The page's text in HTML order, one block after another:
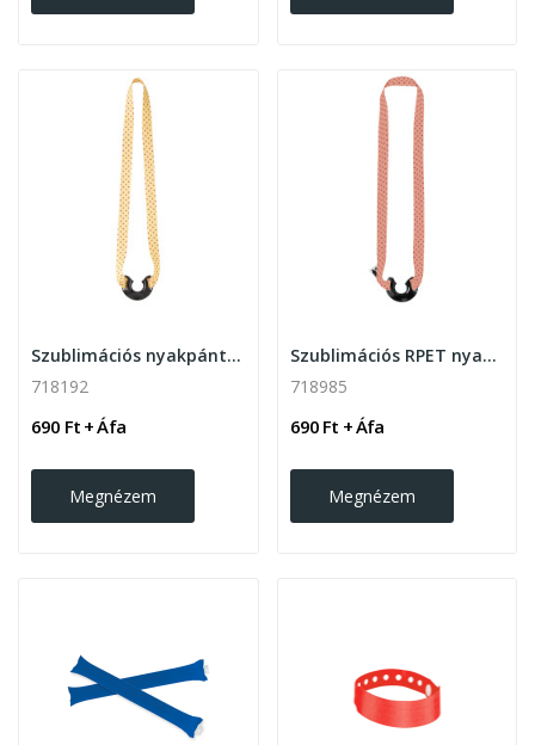
Szublimációs nyakpánt palacktartóval
718192
690 Ft + Áfa
Megnézem
Szublimációs RPET nyakpánt palacktartóval
718985
690 Ft + Áfa
Megnézem